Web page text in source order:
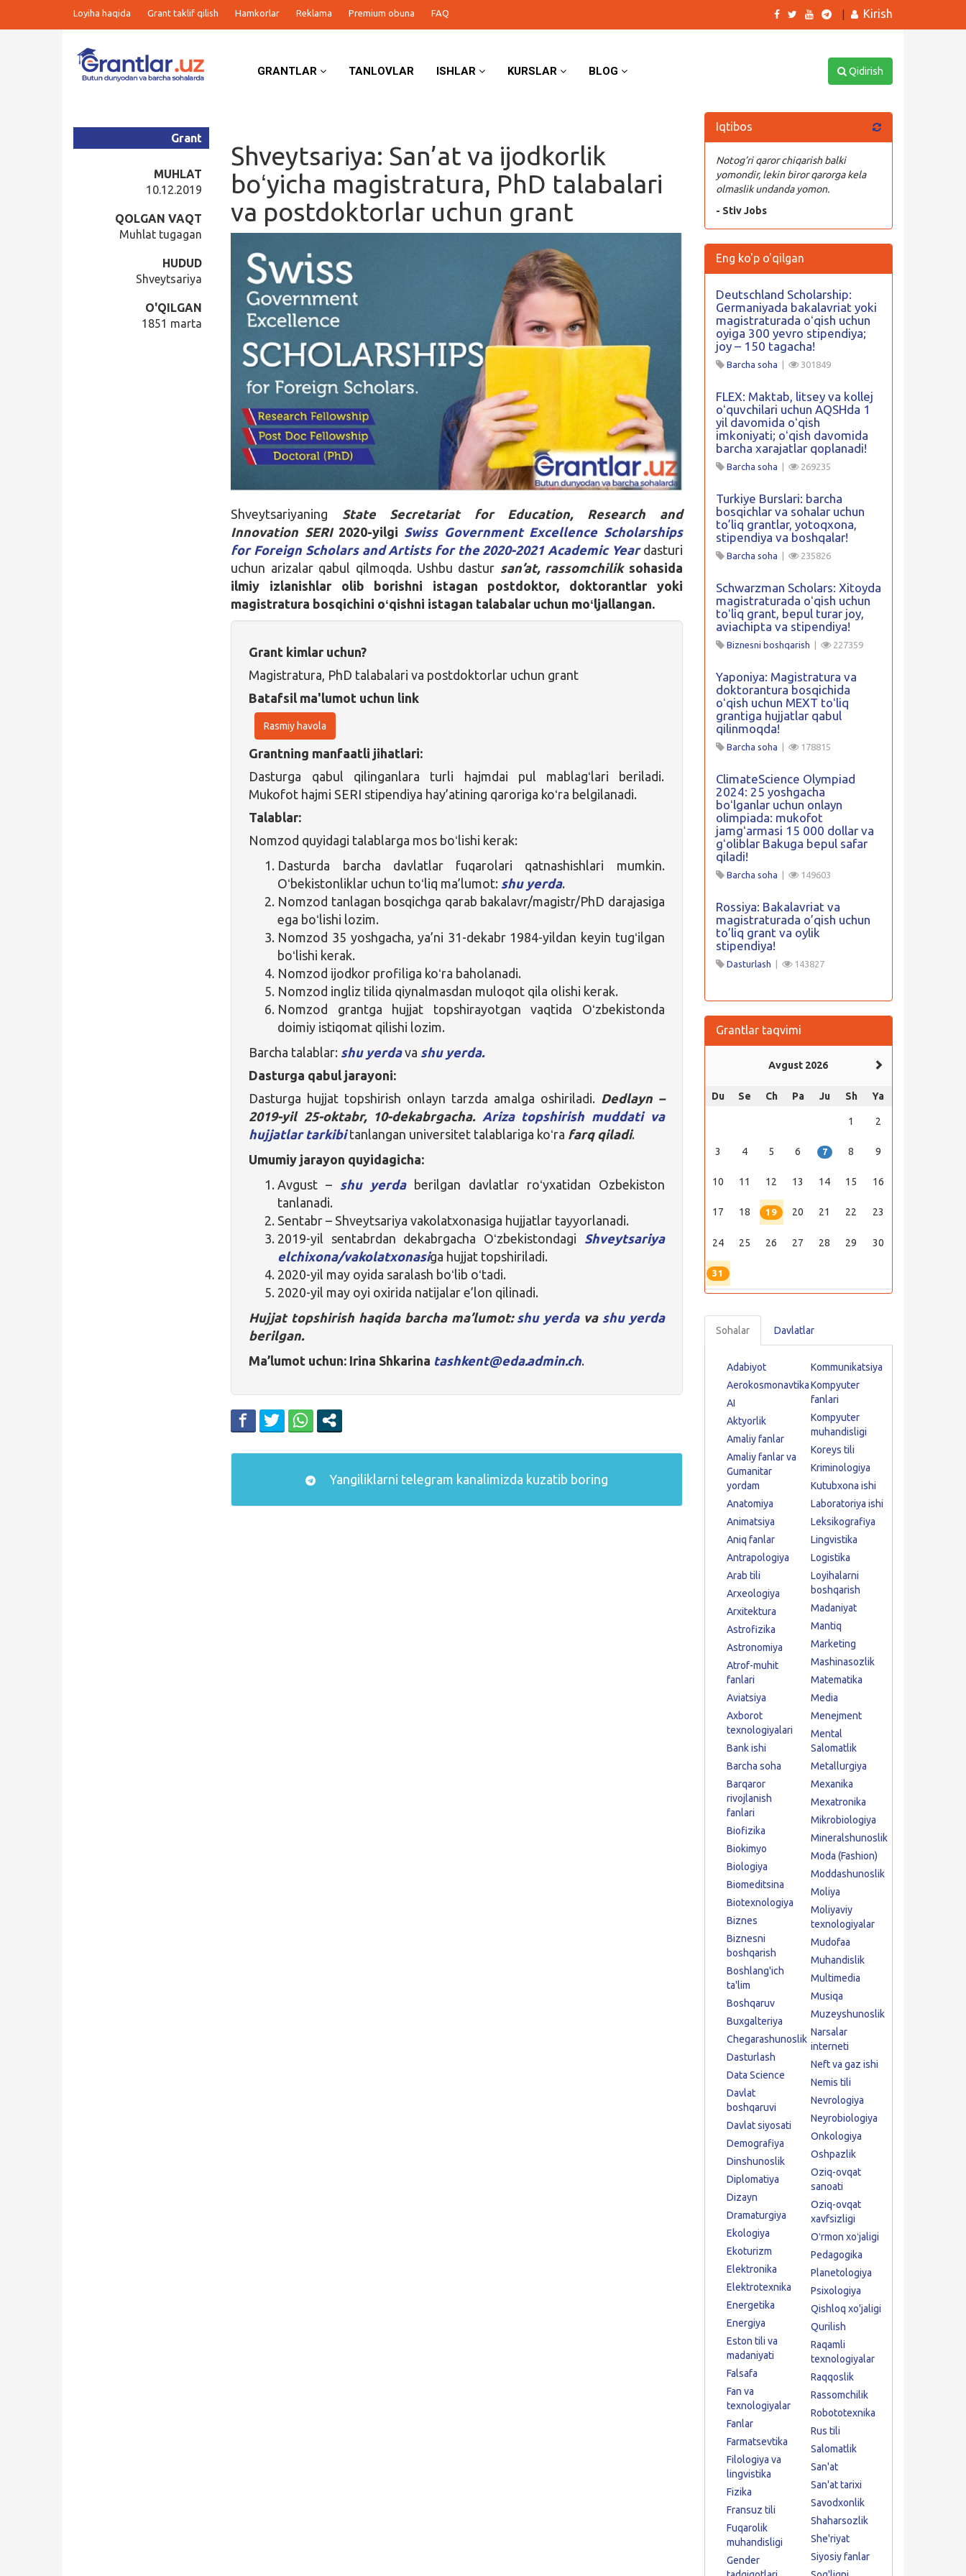
Loyiha haqida Grant taklif qilish Hamkorlar Reklama Premium obuna FAQ Kirish
GRANTLAR TANLOVLAR ISHLAR KURSLAR BLOG Qidirish
Shveytsariya: San’at va ijodkorlik
boʻyicha magistratura, PhD talabalari
va postdoktorlar uchun grant
Grant
MUHLAT
10.12.2019
QOLGAN VAQT
Muhlat tugagan
HUDUD
Shveytsariya
O'QILGAN
1851 marta
Shveytsariyaning State Secretariat for Education, Research and
Innovation SERI 2020-yilgi Swiss Government Excellence Scholarships
for Foreign Scholars and Artists for the 2020-2021 Academic Year dasturi
uchun arizalar qabul qilmoqda. Ushbu dastur san’at, rassomchilik sohasida
ilmiy izlanishlar olib borishni istagan postdoktor, doktorantlar yoki
magistratura bosqichini oʻqishni istagan talabalar uchun moʻljallangan.
Grant kimlar uchun?
Magistratura, PhD talabalari va postdoktorlar uchun grant
Batafsil ma'lumot uchun link
Rasmiy havola
Grantning manfaatli jihatlari:
Dasturga qabul qilinganlara turli hajmdai pul mablagʻlari beriladi.
Mukofot hajmi SERI stipendiya hay’atining qaroriga koʻra belgilanadi.
Talablar:
Nomzod quyidagi talablarga mos boʻlishi kerak:
Dasturda barcha davlatlar fuqarolari qatnashishlari mumkin.
Oʻbekistonliklar uchun toʻliq ma’lumot: shu yerda.
Nomzod tanlagan bosqichga qarab bakalavr/magistr/PhD darajasiga
ega boʻlishi lozim.
Nomzod 35 yoshgacha, ya’ni 31-dekabr 1984-yildan keyin tugʻilgan
boʻlishi kerak.
Nomzod ijodkor profiliga koʻra baholanadi.
Nomzod ingliz tilida qiynalmasdan muloqot qila olishi kerak.
Nomzod grantga hujjat topshirayotgan vaqtida Oʻzbekistonda
doimiy istiqomat qilishi lozim.
Barcha talablar: shu yerdava shu yerda.
Dasturga qabul jarayoni:
Dasturga hujjat topshirish onlayn tarzda amalga oshiriladi. Dedlayn –
2019-yil 25-oktabr, 10-dekabrgacha. Ariza topshirish muddati va
hujjatlar tarkibitanlangan universitet talablariga koʻra farq qiladi.
Umumiy jarayon quyidagicha:
Avgust – shu yerdaberilgan davlatlar roʻyxatidan Ozbekiston
tanlanadi.
Sentabr – Shveytsariya vakolatxonasiga hujjatlar tayyorlanadi.
2019-yil sentabrdan dekabrgacha Oʻzbekistondagi Shveytsariya
elchixona/vakolatxonasiga hujjat topshiriladi.
2020-yil may oyida saralash boʻlib oʻtadi.
2020-yil may oyi oxirida natijalar e’lon qilinadi.
Hujjat topshirish haqida barcha ma’lumot: shu yerdava shu yerda
berilgan.
Ma’lumot uchun: Irina Shkarina tashkent@eda.admin.ch.
Yangiliklarni telegram kanalimizda kuzatib boring
Iqtibos
Notog’ri qaror chiqarish balki
yomondir, lekin biror qarorga kela
olmaslik undanda yomon.
- Stiv Jobs
Eng ko'p o'qilgan
Deutschland Scholarship:
Germaniyada bakalavriat yoki
magistraturada oʻqish uchun
oyiga 300 yevro stipendiya;
joy – 150 tagacha!
Barcha soha 301849
FLEX: Maktab, litsey va kollej
oʻquvchilari uchun AQSHda 1
yil davomida oʻqish
imkoniyati; oʻqish davomida
barcha xarajatlar qoplanadi!
Barcha soha 269235
Turkiye Burslari: barcha
bosqichlar va sohalar uchun
to’liq grantlar, yotoqxona,
stipendiya va boshqalar!
Barcha soha 235826
Schwarzman Scholars: Xitoyda
magistraturada oʻqish uchun
toʻliq grant, bepul turar joy,
aviachipta va stipendiya!
Biznesni boshqarish 227359
Yaponiya: Magistratura va
doktorantura bosqichida
oʻqish uchun MEXT toʻliq
grantiga hujjatlar qabul
qilinmoqda!
Barcha soha 178815
ClimateScience Olympiad
2024: 25 yoshgacha
boʻlganlar uchun onlayn
olimpiada: mukofot
jamgʻarmasi 15 000 dollar va
gʻoliblar Bakuga bepul safar
qiladi!
Barcha soha 149603
Rossiya: Bakalavriat va
magistraturada o’qish uchun
to’liq grant va oylik
stipendiya!
Dasturlash 143827
Grantlar taqvimi
Avgust 2026
Du Se Ch Pa Ju Sh Ya
1 2
3 4 5 6 7 8 9
10 11 12 13 14 15 16
17 18 19 20 21 22 23
24 25 26 27 28 29 30
31
Sohalar Davlatlar
Adabiyot
Aerokosmonavtika
AI
Aktyorlik
Amaliy fanlar
Amaliy fanlar va
Gumanitar
yordam
Anatomiya
Animatsiya
Aniq fanlar
Antrapologiya
Arab tili
Arxeologiya
Arxitektura
Astrofizika
Astronomiya
Atrof-muhit
fanlari
Aviatsiya
Axborot
texnologiyalari
Bank ishi
Barcha soha
Barqaror
rivojlanish
fanlari
Biofizika
Biokimyo
Biologiya
Biomeditsina
Biotexnologiya
Biznes
Biznesni
boshqarish
Boshlang'ich
ta'lim
Boshqaruv
Buxgalteriya
Chegarashunoslik
Dasturlash
Data Science
Davlat
boshqaruvi
Davlat siyosati
Demografiya
Dinshunoslik
Diplomatiya
Dizayn
Dramaturgiya
Ekologiya
Ekoturizm
Elektronika
Elektrotexnika
Energetika
Energiya
Eston tili va
madaniyati
Falsafa
Fan va
texnologiyalar
Fanlar
Farmatsevtika
Filologiya va
lingvistika
Fizika
Fransuz tili
Fuqarolik
muhandisligi
Gender
Kommunikatsiya
Kompyuter
fanlari
Kompyuter
muhandisligi
Koreys tili
Kriminologiya
Kutubxona ishi
Laboratoriya ishi
Leksikografiya
Lingvistika
Logistika
Loyihalarni
boshqarish
Madaniyat
Mantiq
Marketing
Mashinasozlik
Matematika
Media
Menejment
Mental
Salomatlik
Metallurgiya
Mexanika
Mexatronika
Mikrobiologiya
Mineralshunoslik
Moda (Fashion)
Moddashunoslik
Moliya
Moliyaviy
texnologiyalar
Mudofaa
Muhandislik
Multimedia
Musiqa
Muzeyshunoslik
Narsalar
interneti
Neft va gaz ishi
Nemis tili
Nevrologiya
Neyrobiologiya
Onkologiya
Oshpazlik
Oziq-ovqat
sanoati
Oziq-ovqat
xavfsizligi
Oʻrmon xoʻjaligi
Pedagogika
Planetologiya
Psixologiya
Qishloq xo'jaligi
Qurilish
Raqamli
texnologiyalar
Raqqoslik
Rassomchilik
Robototexnika
Rus tili
Salomatlik
San'at
San'at tarixi
Savodxonlik
Shaharsozlik
She'riyat
Siyosiy fanlar